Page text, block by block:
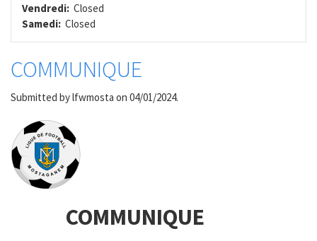
Vendredi: Closed
Samedi: Closed
COMMUNIQUE
Submitted bylfwmosta on 04/01/2024.
COMMUNIQUE